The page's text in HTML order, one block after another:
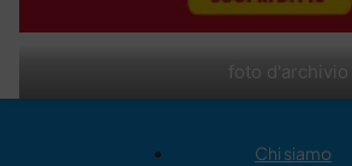
foto d'archivio
Chi siamo